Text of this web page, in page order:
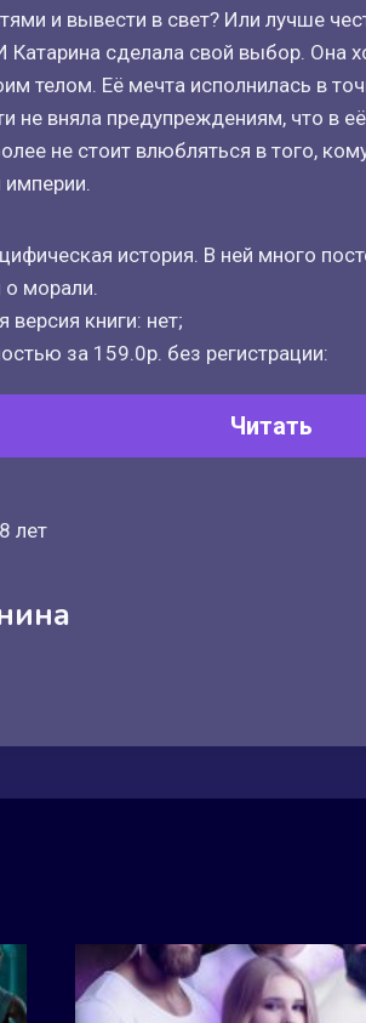
и вывести в свет? Или лучше
Катарина сделала свой выбор. Она
телом. Её мечта исполнилась в
не вняла предупреждениям, что в
не стоит влюбляться в того,
империи.
история. В ней много
о морали.
версия книги: нет;
за 159.0р. без регистрации:
Читать
лет